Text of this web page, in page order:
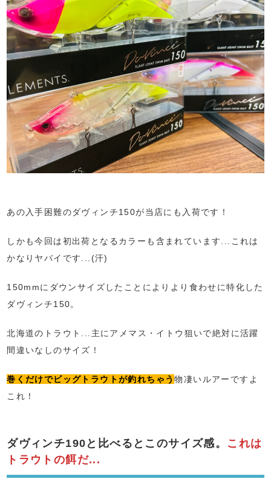
あの入手困難のダヴィンチ150が当店にも入荷です！
しかも今回は初出荷となるカラーも含まれています...これは
かなりヤバイです...(汗)
150mmにダウンサイズしたことによりより食わせに特化した
ダヴィンチ150。
北海道のトラウト...主にアメマス・イトウ狙いで絶対に活躍
間違いなしのサイズ！
巻くだけでビッグトラウトが釣れちゃう物凄いルアーですよ
これ！
ダヴィンチ190と比べるとこのサイズ感。 これは
トラウトの餌だ...